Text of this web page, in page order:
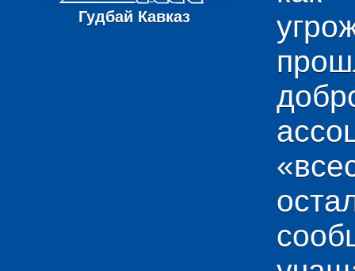
Гудбай Кавказ